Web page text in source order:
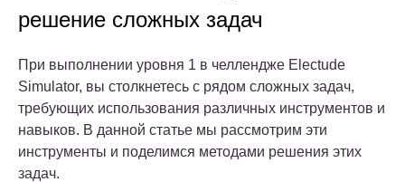
решение сложных задач
При выполнении уровня 1 в челлендже Electude
Simulator, вы столкнетесь с рядом сложных задач,
требующих использования различных инструментов и
навыков. В данной статье мы рассмотрим эти
инструменты и поделимся методами решения этих
задач.